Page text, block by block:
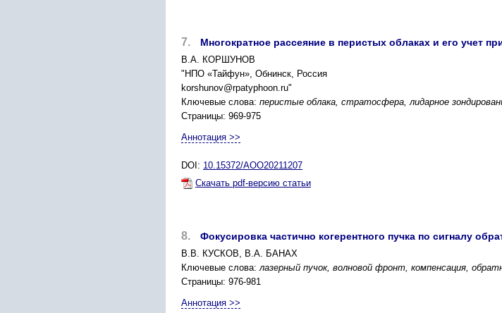
7. Многократное рассеяние в перистых облаках и его учет
В.А. КОРШУНОВ
"НПО «Тайфун», Обнинск, Россия
korshunov@rpatyphoon.ru"
Ключевые слова: перистые облака, стратосфера, лидарное
Страницы: 969-975
Аннотация >>
DOI: 10.15372/AOO20211207
Скачать pdf-версию статьи
8. Фокусировка частично когерентного пучка по сигналу
В.В. КУСКОВ, В.А. БАНАХ
Ключевые слова:лазерный пучок, волновой фронт, компенсация,
Страницы: 976-981
Аннотация >>